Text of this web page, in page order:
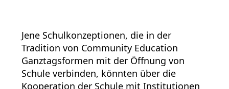
Jene Schulkonzeptionen, die in der
Tradition von Community Education
Ganztagsformen mit der Öffnung von
Schule verbinden, könnten über die
Kooperation der Schule mit Institutionen